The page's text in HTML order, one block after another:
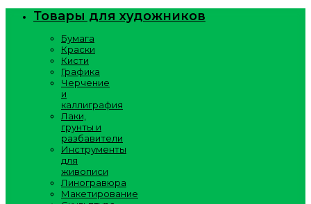
Товары для художников
Бумага
Краски
Кисти
Графика
Черчение
и
каллиграфия
Лаки,
грунты и
разбавители
Инструменты
для
живописи
Линогравюра
Макетирование